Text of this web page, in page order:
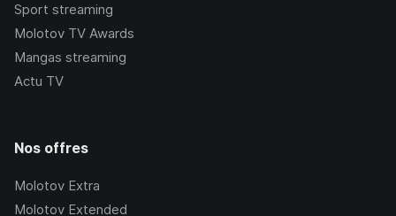
Sport streaming
Molotov TV Awards
Mangas streaming
Actu TV
Nos offres
Molotov Extra
Molotov Extended